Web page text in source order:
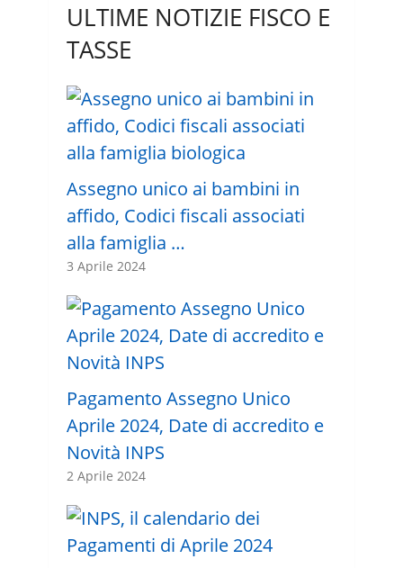
ULTIME NOTIZIE FISCO E
TASSE
Assegno unico ai bambini in
affido, Codici fiscali associati
alla famiglia …
3 Aprile 2024
Pagamento Assegno Unico
Aprile 2024, Date di accredito e
Novità INPS
2 Aprile 2024